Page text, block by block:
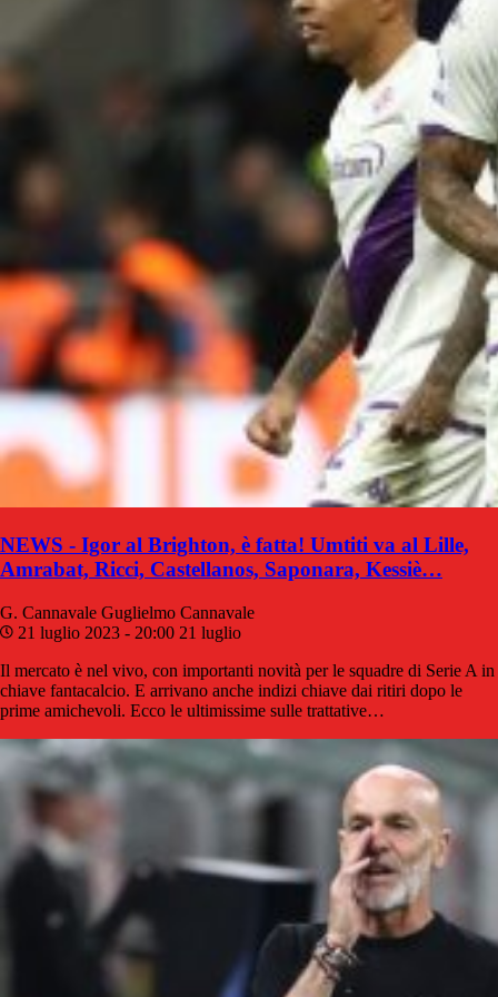
NEWS - Igor al Brighton, è fatta! Umtiti va al Lille,
Amrabat, Ricci, Castellanos, Saponara, Kessiè…
G. Cannavale Guglielmo Cannavale
21 luglio 2023 - 20:00 21 luglio
Il mercato è nel vivo, con importanti novità per le squadre di Serie A in
chiave fantacalcio. E arrivano anche indizi chiave dai ritiri dopo le
prime amichevoli. Ecco le ultimissime sulle trattative…